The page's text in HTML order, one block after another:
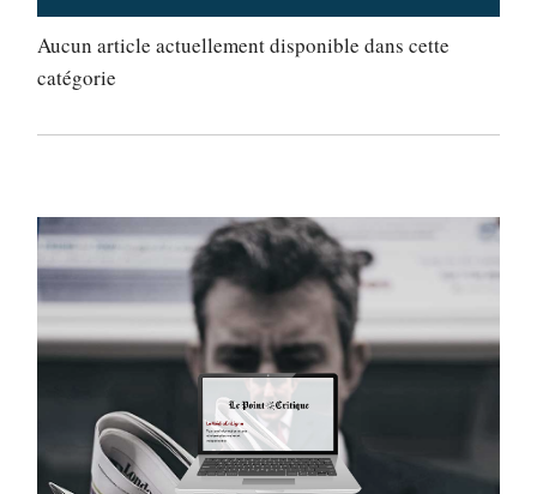
Aucun article actuellement disponible dans cette
catégorie